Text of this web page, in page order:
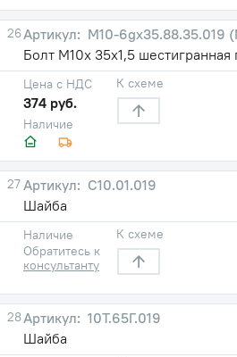
26
М10-6gх35.88.35.019
Болт М10х 35х1,5 шестигранная
Наличие
Цена с НДС
374 руб.
К схеме
27
С10.01.019
Шайба
Наличие
Обратитесь к
консультанту
К схеме
28
10Т.65Г.019
Шайба